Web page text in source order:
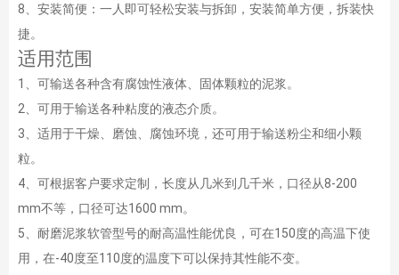
8、安装简便：一人即可轻松安装与拆卸，安装简单方便，拆装快
捷。
适用范围
1、可输送各种含有腐蚀性液体、固体颗粒的泥浆。
2、可用于输送各种粘度的液态介质。
3、适用于干燥、磨蚀、腐蚀环境，还可用于输送粉尘和细小颗
粒。
4、可根据客户要求定制，长度从几米到几千米，口径从8-200
mm不等，口径可达1600 mm。
5、耐磨泥浆软管型号的耐高温性能优良，可在150度的高温下使
用，在-40度至110度的温度下可以保持其性能不变。